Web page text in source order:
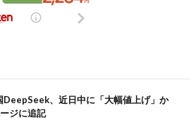
DeepSeek、近日中に「大幅値上げ」か
ジに追記